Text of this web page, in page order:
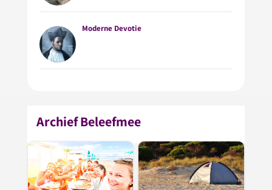
Moderne Devotie
Archief Beleefmee